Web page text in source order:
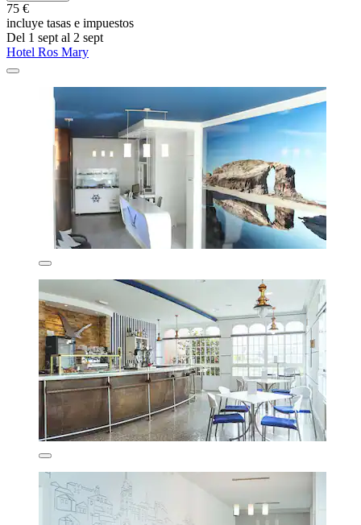
75 €
incluye tasas e impuestos
Del 1 sept al 2 sept
Hotel Ros Mary